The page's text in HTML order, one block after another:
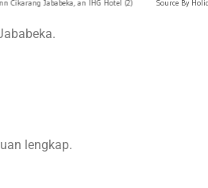
Jababeka, an IHG Hotel (2) Source By Holiday
lengkap.